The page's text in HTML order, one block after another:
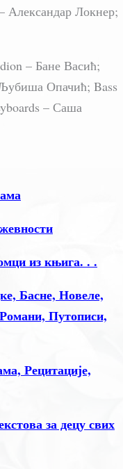
Локнер;
– Бане Васић;
Опачић; Bass
– Саша
из књига. . .
Басне, Новеле,
Путописи,
Рецитације,
за децу свих